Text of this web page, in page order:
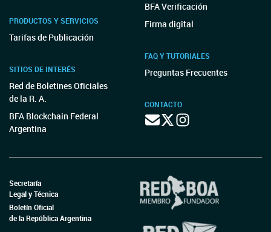
PRODUCTOS Y SERVICIOS
Tarifas de Publicación
SITIOS DE INTERÉS
Red de Boletines Oficiales
de la R. A.
BFA Blockchain Federal
Argentina
BFA Verificación
Firma digital
FAQ Y TUTORIALES
Preguntas Frecuentes
CONTACTO
Secretaría
Legal y Técnica
Boletín Oficial
de la República Argentina